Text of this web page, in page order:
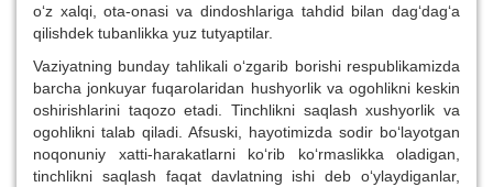
o‘z xalqi, ota-onasi va dindoshlariga tahdid bilan dag‘dag‘a
qilishdek tubanlikka yuz tutyaptilar.
Vaziyatning bunday tahlikali o‘zgarib borishi respublikamizda
barcha jonkuyar fuqarolaridan hushyorlik va ogohlikni keskin
oshirishlarini taqozo etadi. Tinchlikni saqlash xushyorlik va
ogohlikni talab qiladi. Afsuski, hayotimizda sodir bo‘layotgan
noqonuniy xatti-harakatlarni ko‘rib ko‘rmaslikka oladigan,
tinchlikni saqlash faqat davlatning ishi deb o‘ylaydiganlar,